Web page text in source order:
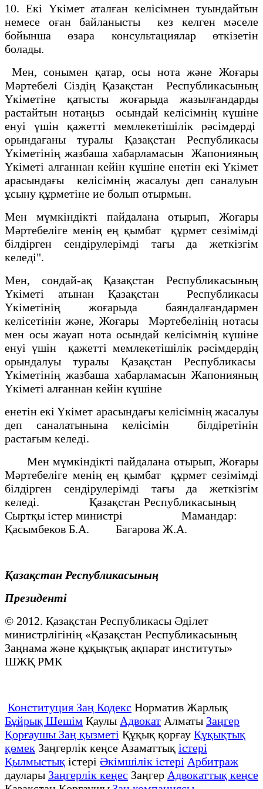
10. Екi Үкiмет аталған келiсiмнен туындайтын
немесе оған байланысты кез келген мәселе
бойынша өзара консультациялар өткiзетiн
болады.
Мен, сонымен қатар, осы нота және Жоғары
Мәртебелi Сiздiң Қазақстан Республикасының
Үкiметiне қатысты жоғарыда жазылғандарды
растайтын нотаңыз осындай келiсiмнiң күшiне
енуi үшiн қажеттi мемлекетiшiлiк рәсiмдердi
орындағаны туралы Қазақстан Республикасы
Үкiметiнiң жазбаша хабарламасын Жапонияның
Үкiметi алғаннан кейiн күшiне енетiн екi Yкiмет
арасындағы келiсiмнiң жасалуы деп саналуын
ұсыну құрметiне ие болып отырмын.
Мен мүмкiндiктi пайдалана отырып, Жоғары
Мәртебелiге менiң ең қымбат құрмет сезiмімдi
бiлдiрген сендiрулерiмдi тағы да жеткiзгiм
келедi".
Мен, сондай-ақ Қазақстан Республикасының
Үкiметi атынан Қазақстан Республикасы
Үкiметiнiң жоғарыда баяндалғандармен
келiсетiнiн және, Жоғары Мәртебелiнiң нотасы
мен осы жауап нота осындай келiсiмнiң күшiне
енуi үшiн қажеттi мемлекетiшiлiк рәсiмдердiң
орындалуы туралы Қазақстан Республикасы
Yкіметiнiң жазбаша хабарламасын Жапонияның
Үкіметі алғаннан кейiн күшiне
енетiн екi Yкімет арасындағы келiсiмнiң жасалуы
деп саналатынына келiсiмiн бiлдiретiнiн
растағым келедi.
Мен мүмкiндiктi пайдалана отырып, Жоғары
Мәртебелiге менiң ең қымбат құрмет сезiмiмдi
бiлдiрген сендiрулерiмдi тағы да жеткізгiм
келедi. Қазақстан Республикасының
Сыртқы істер министрі Мамандар:
Қасымбеков Б.А. Багарова Ж.А.
Қазақстан Республикасының
Президенті
© 2012. Қазақстан Республикасы Әділет
министрлігінің «Қазақстан Республикасының
Заңнама және құқықтық ақпарат институты»
ШЖҚ РМК
Конституция Заң Кодекс Норматив Жарлық
Бұйрық Шешім Қаулы Адвокат Алматы Заңгер
Қорғаушы Заң қызметі Құқық қорғау Құқықтық
қөмек Заңгерлік кеңсе Азаматтық істері
Қылмыстық істері Әкімшілік істері Арбитраж
даулары Заңгерлік кеңес Заңгер Адвокаттық кеңсе